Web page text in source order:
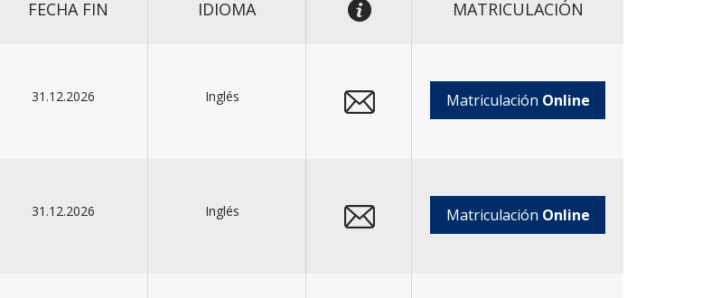
FECHA FIN IDIOMA MATRICULACIÓN
31.12.2026 Inglés Matriculación Online
31.12.2026 Inglés Matriculación Online